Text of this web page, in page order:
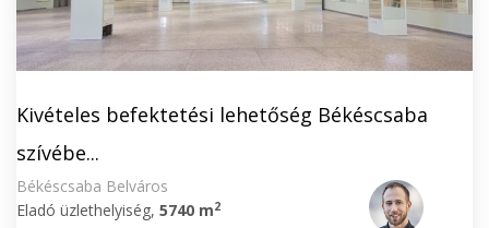
Kivételes befektetési lehetőség Békéscsaba
szívébe...
Békéscsaba Belváros
Eladó üzlethelyiség, 5740 m2